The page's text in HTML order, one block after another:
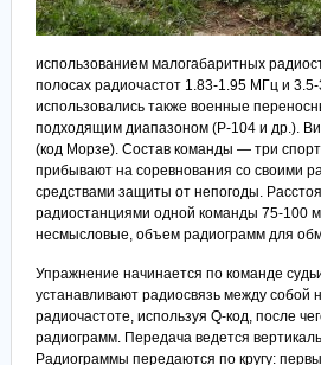
использованием малогабаритных
полосах радиочастот 1.83-1.95 МГц и
использовались также военные
подходящим диапазоном (Р-104 и др.).
(код Морзе). Состав команды — три
прибывают на соревнования со своими
средствами защиты от непогоды.
радиостанциями одной команды 75-100
несмысловые, объем радиограмм для
Упражнение начинается по команде
устанавливают радиосвязь между собой
радиочастоте, используя Q-код, после
радиограмм. Передача ведется
Радиограммы передаются по кругу: